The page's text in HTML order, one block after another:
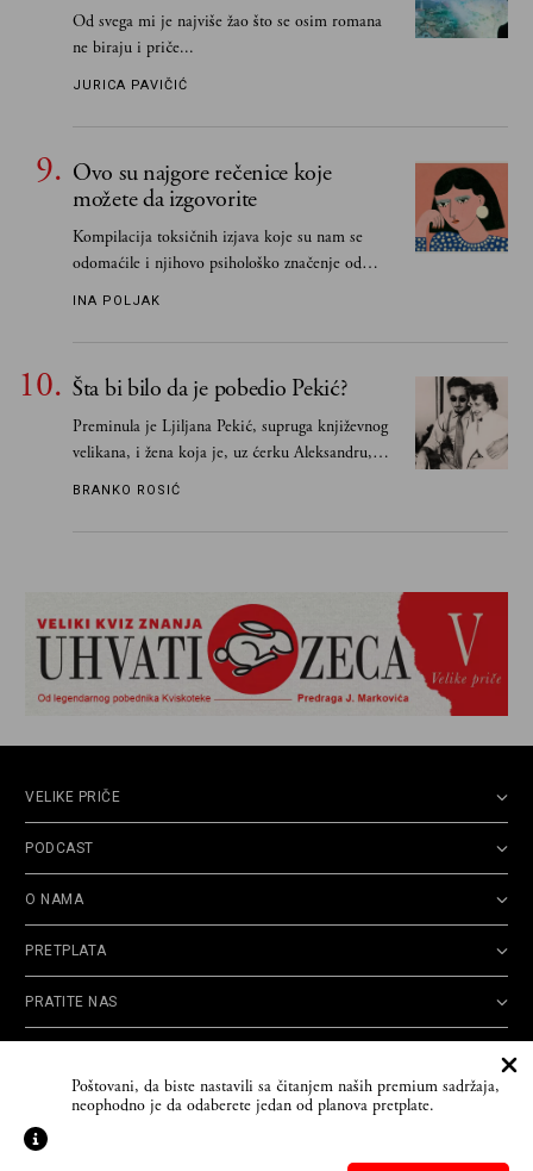
Od svega mi je najviše žao što se osim romana
ne biraju i priče...
JURICA PAVIČIĆ
Ovo su najgore rečenice koje
možete da izgovorite
Kompilacija toksičnih izjava koje su nam se
odomaćile i njihovo psihološko značenje od
INA POLJAK
Šta bi bilo da je pobedio Pekić?
Preminula je Ljiljana Pekić, supruga književnog
velikana, i žena koja je, uz ćerku Aleksandru,
vodila računa o zaostavštini pisca. Ovu priču o
BRANKO ROSIĆ
Poštovani, da biste nastavili sa čitanjem naših premium sadržaja,
neophodno je da odaberete jedan od planova pretplate.
VELIKE PRIČE
PODCAST
O NAMA
PRETPLATA
PRATITE NAS
privatnosti
korišćenja
reklamacija
Policy
© 2026Velike priče- TCT News and Entertainment - Sva prava zadržana. Developed